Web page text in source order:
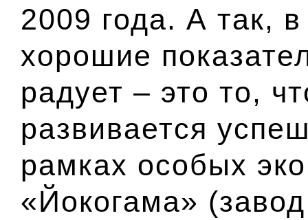
2009 года. А так,
хорошие
радует – это то,
развивается
рамках особых
«Йокогама»